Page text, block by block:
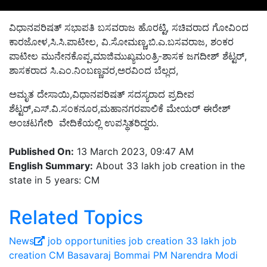
ವಿಧಾನಪರಿಷತ್ ಸಭಾಪತಿ ಬಸವರಾಜ ಹೊರಟ್ಟಿ, ಸಚಿವರಾದ ಗೋವಿಂದ
ಕಾರಜೋಳ,ಸಿ.ಸಿ.ಪಾಟೀಲ, ವಿ.ಸೋಮಣ್ಣ,ಬಿ.ಎ.ಬಸವರಾಜ, ಶಂಕರ
ಪಾಟೀಲ ಮುನೇನಕೊಪ್ಪ,ಮಾಜಿಮುಖ್ಯಮಂತ್ರಿ-ಶಾಸಕ ಜಗದೀಶ್ ಶೆಟ್ಟರ್,
ಶಾಸಕರಾದ ಸಿ.ಎಂ.ನಿಂಬಣ್ಣವರ,ಅರವಿಂದ ಬೆಲ್ಲದ,
ಅಮೃತ ದೇಸಾಯಿ,ವಿಧಾನಪರಿಷತ್ ಸದಸ್ಯರಾದ ಪ್ರದೀಪ
ಶೆಟ್ಟರ್,ಎಸ್.ವಿ.ಸಂಕನೂರ,ಮಹಾನಗರಪಾಲಿಕೆ ಮೇಯರ್ ಈರೇಶ್
ಅಂಚಟಗೇರಿ ವೇದಿಕೆಯಲ್ಲಿ ಉಪಸ್ಥಿತರಿದ್ದರು.
Published On: 13 March 2023, 09:47 AM
English Summary: About 33 lakh job creation in the
state in 5 years: CM
Related Topics
News job opportunities job creation 33 lakh job
creation CM Basavaraj Bommai PM Narendra Modi